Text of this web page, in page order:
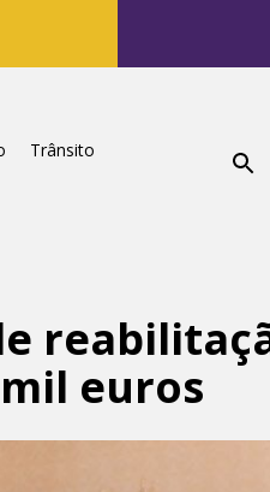
Trânsito
Enviar
euros